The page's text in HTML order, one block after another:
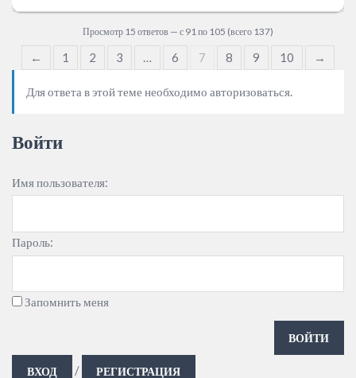
Просмотр 15 ответов — с 91 по 105 (всего 137)
← 1 2 3 … 6 7 8 9 10 →
Для ответа в этой теме необходимо авторизоваться.
Войти
Имя пользователя:
Пароль:
Запомнить меня
ВОЙТИ
ВХОД / РЕГИСТРАЦИЯ